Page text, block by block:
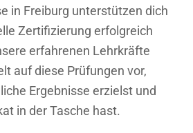
in Freiburg unterstützen dich
Zertifizierung erfolgreich
erfahrenen Lehrkräfte
auf diese Prüfungen vor,
Ergebnisse erzielst und
in der Tasche hast.